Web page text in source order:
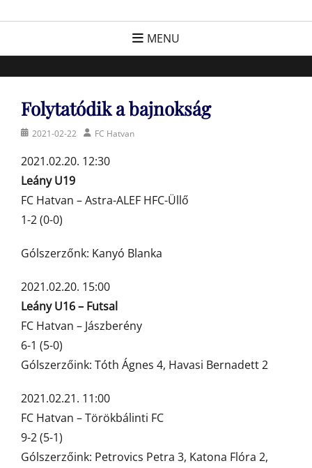
FC Hatvan
Egyesület a hatvani labdarúgásért, sportért!
MENU
Folytatódik a bajnokság
Posted2021-02-22 AuthorFC Hatvan
2021.02.20. 12:30
Leány U19
FC Hatvan – Astra-ALEF HFC-Üllő
1-2 (0-0)
Gólszerzőnk: Kanyó Blanka
2021.02.20. 15:00
Leány U16 – Futsal
FC Hatvan – Jászberény
6-1 (5-0)
Gólszerzőink: Tóth Ágnes 4, Havasi Bernadett 2
2021.02.21. 11:00
FC Hatvan – Törökbálinti FC
9-2 (5-1)
Gólszerzőink: Petrovics Petra 3, Katona Flóra 2,